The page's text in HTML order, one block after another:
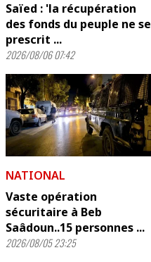
Saïed : 'la récupération
des fonds du peuple ne se
prescrit ...
2026/08/06 07:42
NATIONAL
Vaste opération
sécuritaire à Beb
Saâdoun..15 personnes ...
2026/08/05 23:25